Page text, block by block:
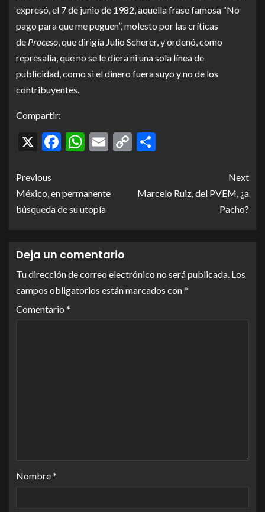
expresó, el 7 de junio de 1982, aquella frase famosa “No
pago para que me peguen”, molesto por las críticas
de Proceso , que dirigía Julio Scherer, y ordenó, como
represalia, que no se le diera ni una sola línea de
publicidad, como si el dinero fuera suyo y no de los
contribuyentes.
Compartir:
X Facebook
WhatsApp
Email
Copy
Previous
México, en permanente
búsqueda de su utopía
Next
Marcelo Ruiz, del PVEM, ¿a
Pacho?
Deja un comentario
Tu dirección de correo electrónico no será publicada. Los
campos obligatorios están marcados con*
Comentario *
Nombre*